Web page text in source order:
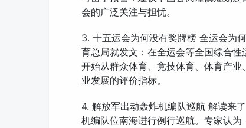
会的广泛关注与担忧。
3. 十五运会为何没有奖牌榜 全运会为
育总局就发文：在全运会等全国综合性
开始从群众体育、竞技体育、体育产
业发展的评价指标。
4. 解放军出动轰炸机编队巡航 解读来
机编队位南海进行例行巡航。专家认